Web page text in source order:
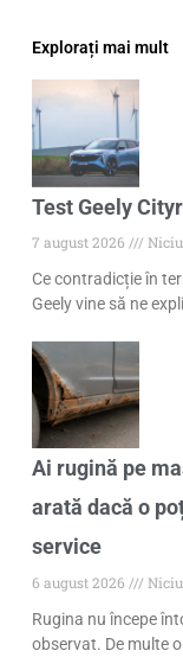
Explorați mai mult
Test Geely
7 august 2026
Ce contradicție în
Geely vine să ne
Ai rugină pe
arată dacă o
service
6 august 2026
Rugina nu începe
observat. De multe